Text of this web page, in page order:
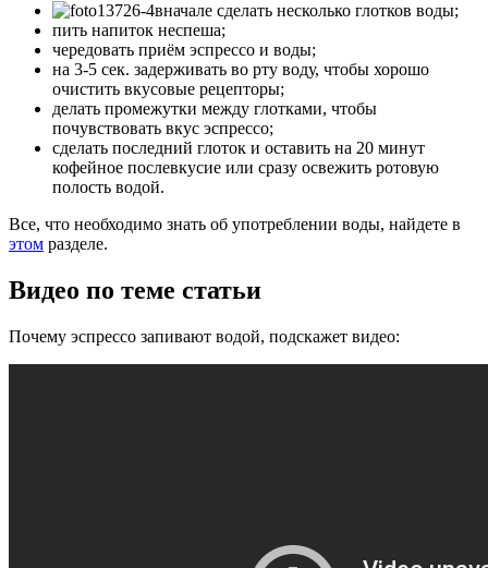
вначале сделать несколько глотков воды;
пить напиток неспеша;
чередовать приём эспрессо и воды;
на 3-5 сек. задерживать во рту воду, чтобы хорошо
очистить вкусовые рецепторы;
делать промежутки между глотками, чтобы
почувствовать вкус эспрессо;
сделать последний глоток и оставить на 20 минут
кофейное послевкусие или сразу освежить ротовую
полость водой.
Все, что необходимо знать об употреблении воды, найдете в
этом разделе.
Видео по теме статьи
Почему эспрессо запивают водой, подскажет видео: